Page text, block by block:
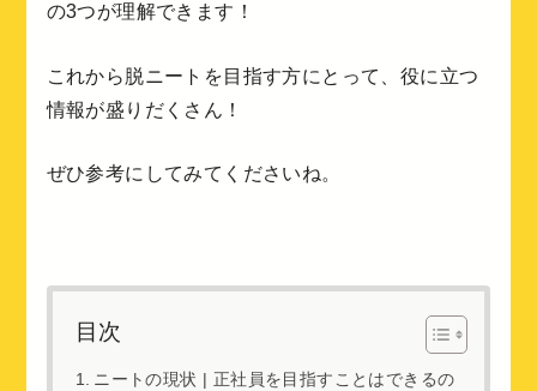
の3つが理解できます！
これから脱ニートを目指す方にとって、役に立つ
情報が盛りだくさん！
ぜひ参考にしてみてくださいね。
目次
ニートの現状 | 正社員を目指すことはできるの